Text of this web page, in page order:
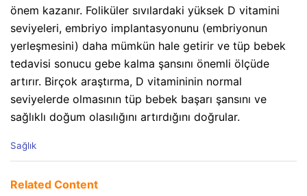
önem kazanır. Foliküler sıvılardaki yüksek D vitamini
seviyeleri, embriyo implantasyonunu (embriyonun
yerleşmesini) daha mümkün hale getirir ve tüp bebek
tedavisi sonucu gebe kalma şansını önemli ölçüde
artırır. Birçok araştırma, D vitamininin normal
seviyelerde olmasının tüp bebek başarı şansını ve
sağlıklı doğum olasılığını artırdığını doğrular.
C
e
Sağlık
Related Content